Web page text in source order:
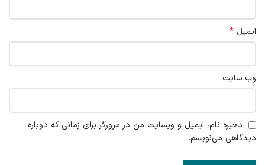
ایمیل *
وب‌ سایت
ذخیره نام، ایمیل و وبسایت من در مرورگر برای زمانی که دوباره
دیدگاهی می‌نویسم.